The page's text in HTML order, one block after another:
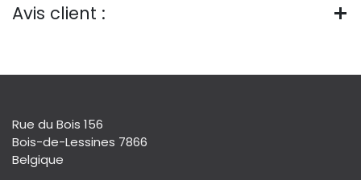
Avis client :
Rue du Bois 156
Bois-de-Lessines 7866
Belgique